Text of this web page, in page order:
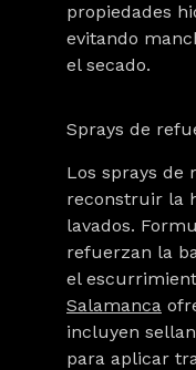
propiedades
evitando
el secado.
Sprays de
Los sprays de
reconstruir la
lavados.
refuerzan la
el
Salamanca
incluyen
para aplicar